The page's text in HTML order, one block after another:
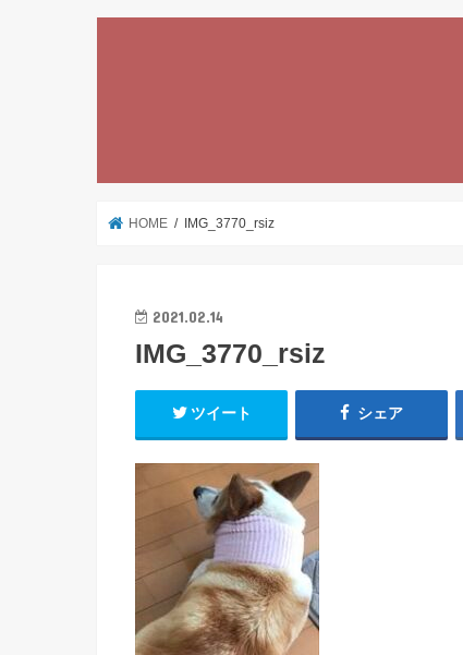
HOME IMG_3770_rsiz
2021.02.14
IMG_3770_rsiz
ツイート シェア